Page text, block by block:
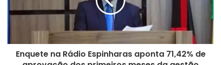
e
Enquete na Rádio Espinharas aponta 71,42% de